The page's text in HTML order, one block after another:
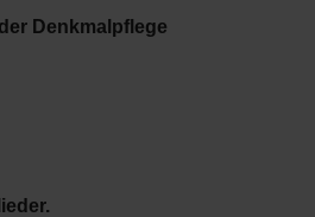
Denkmalpflege